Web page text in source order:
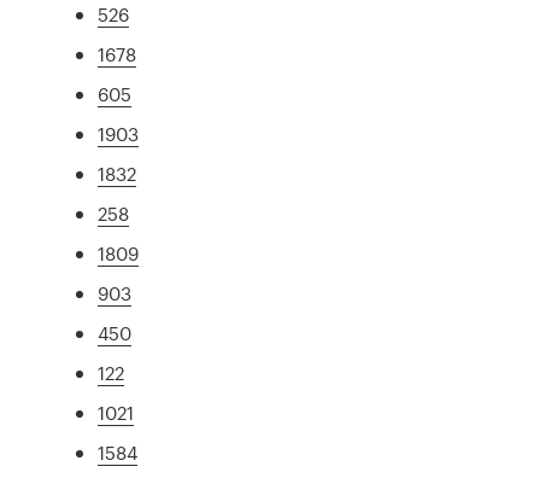
526
1678
605
1903
1832
258
1809
903
450
122
1021
1584